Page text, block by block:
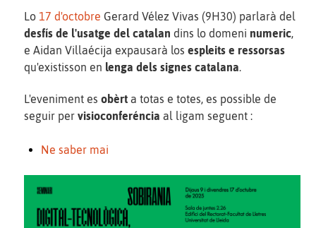
Lo 17 d'octobre Gerard Vélez Vivas (9H30) parlarà del
desfís de l'usatge del catalan dins lo domeni numeric,
e Aidan Villaécija expausarà los espleits e ressorsas
qu'existisson en lenga dels signes catalana.
L'eveniment es obèrt a totas e totes, es possible de
seguir per visioconferéncia al ligam seguent :
Ne saber mai